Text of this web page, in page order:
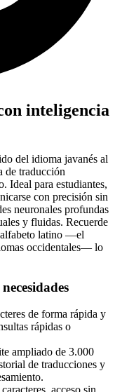
inteligencia
del idioma javanés al
de traducción
Ideal para estudiantes,
con precisión sin
neuronales profundas
y fluidas. Recuerde
alfabeto latino —el
occidentales— lo
de forma rápida y
rápidas o
ampliado de 3.000
de traducciones y